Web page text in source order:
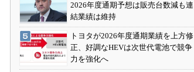
2026年度通期予想は販売台数減も連
結業績は維持
トヨタが2026年度通期業績を上方修
正、好調なHEVは次世代電池で競争
力を強化へ